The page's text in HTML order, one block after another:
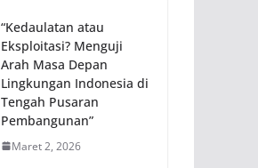
“Kedaulatan atau
Eksploitasi? Menguji
Arah Masa Depan
Lingkungan Indonesia di
Tengah Pusaran
Pembangunan”
Maret 2, 2026